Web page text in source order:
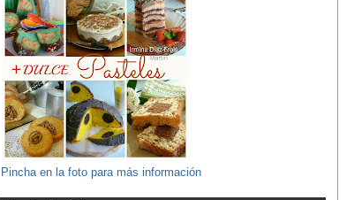
Pincha en la foto para más información